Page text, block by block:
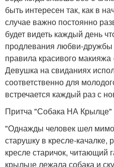
быть интересен так, как в
случае важно постоянно
будет видеть каждый день
продлевания любви-дружбы
правила красивого макияжа
Девушка на свиданиях
соответственно для
встречается каждый раз с
Притча "Собака НА Крылце"
"Однажды человек шел
старушку в кресле-качалке,
кресле старичок, читающий
крыльце лежала собака и